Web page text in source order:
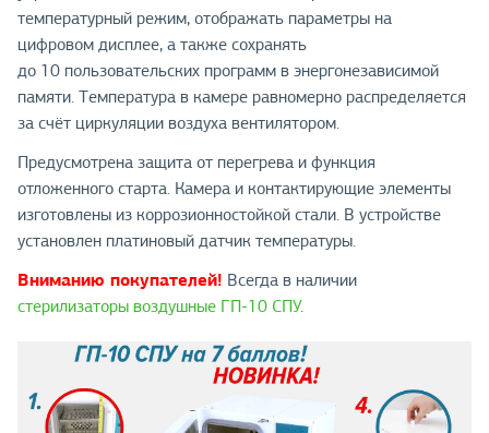
температурный режим, отображать параметры на
цифровом дисплее, а также сохранять
до 10 пользовательских программ в энергонезависимой
памяти. Температура в камере равномерно распределяется
за счёт циркуляции воздуха вентилятором.
Предусмотрена защита от перегрева и функция
отложенного старта. Камера и контактирующие элементы
изготовлены из коррозионностойкой стали. В устройстве
установлен платиновый датчик температуры.
Вниманию покупателей! Всегда в наличии
стерилизаторы воздушные ГП-10 СПУ.